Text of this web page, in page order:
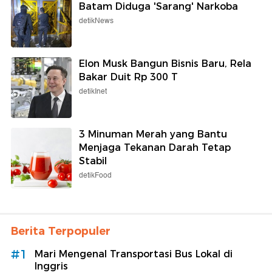
Batam Diduga 'Sarang' Narkoba
detikNews
Elon Musk Bangun Bisnis Baru, Rela
Bakar Duit Rp 300 T
detikInet
3 Minuman Merah yang Bantu
Menjaga Tekanan Darah Tetap
Stabil
detikFood
Berita Terpopuler
#1
Mari Mengenal Transportasi Bus Lokal di
Inggris